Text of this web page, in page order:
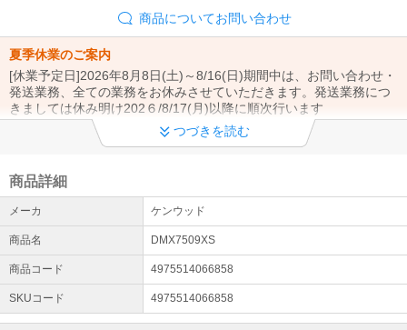
商品についてお問い合わせ
夏季休業のご案内
[休業予定日]2026年8月8日(土)～8/16(日)期間中は、お問い合わせ・
発送業務、全ての業務をお休みさせていただきます。発送業務につ
きましては休み明け202６/8/17(月)以降に順次行います
電話お問い合わせ窓口休止について
にくくなっております。 お急ぎのご要件につきましてはお問合せフ
ォームもしくはメールにてお問い合わせいただきますようお願い申
し上げます。
領収書について
kaagoでのご注文で領収書発行機能が実装されました。発行方法に
ついては https://kaago.com/static/help/deal/#anch08 をご参照くだ
さい。（商品代引注文を除く）
つづきを読む
商品詳細
メーカ ケンウッド
商品名 DMX7509XS
商品コード 4975514066858
SKUコード 4975514066858